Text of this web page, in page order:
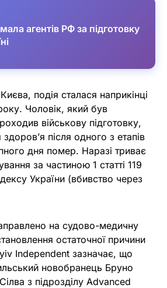
агентів РФ за підготовку
подія сталася наприкінці
Чоловік, який був
військову підготовку,
після одного з етапів
дня помер. Наразі триває
за частиною 1 статті 119
України (вбивство через
на судово-медичну
остаточної причини
Independent зазначає, що
новобранець Бруно
з підрозділу Advanced